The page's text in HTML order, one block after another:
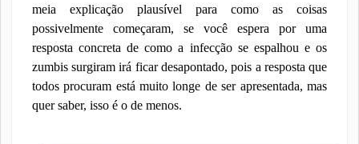
meia explicação plausível para como as coisas
possivelmente começaram, se você espera por uma
resposta concreta de como a infecção se espalhou e os
zumbis surgiram irá ficar desapontado, pois a resposta que
todos procuram está muito longe de ser apresentada, mas
quer saber, isso é o de menos.